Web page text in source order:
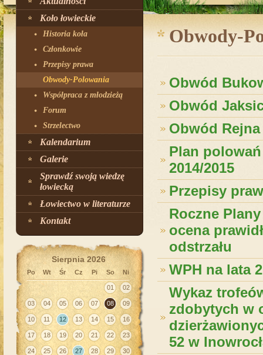
Koło łowieckie
Historia koła
Członkowie
Przepisy prawa
Obwody-Polowania
Współpraca z młodzieżą
Forum
Strzelectwo
Kalendarium
Galerie
Sprawdź swoją wiedzę
łowiecką
Łowiectwo w literaturze
Kontakt
Sierpnia 2026
Po Wt Śr Cz Pi So Ni
01 02
03 04 05 06 07 08 09
10 11 12 13 14 15 16
17 18 19 20 21 22 23
24 25 26 27 28 29 30
Obwody-
Obwód
Obwód
Obwód Rejna
Plan
2014/2015
Przepisy
Roczne
ocena
odstrzału
WPH na lata
Wykaz
zdobytych w
52 w